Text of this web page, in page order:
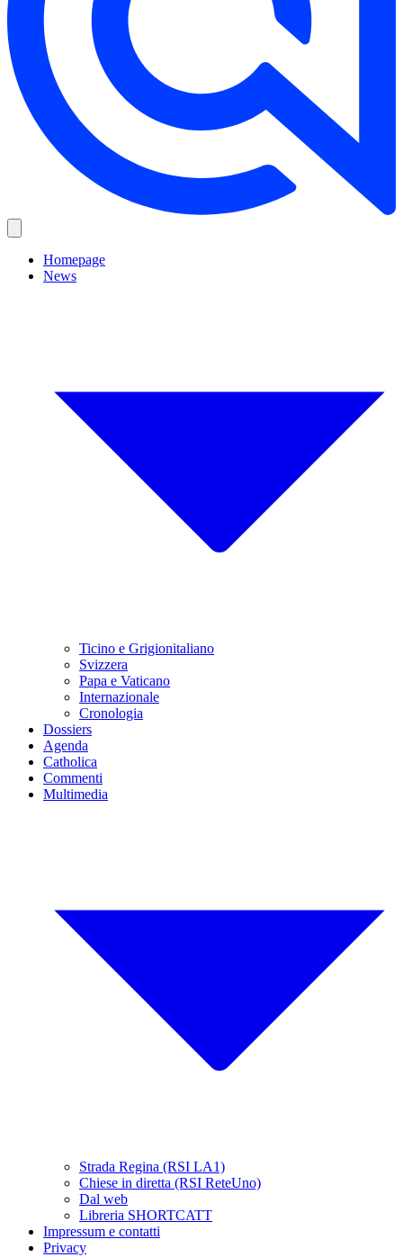
Homepage
News
Ticino e Grigionitaliano
Svizzera
Papa e Vaticano
Internazionale
Cronologia
Dossiers
Agenda
Catholica
Commenti
Multimedia
Strada Regina (RSI LA1)
Chiese in diretta (RSI ReteUno)
Dal web
Libreria SHORTCATT
Impressum e contatti
Privacy